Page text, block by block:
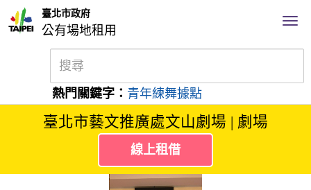
臺北市政府
公有場地租用
熱門關鍵字： 青年練舞據點
臺北市藝文推廣處文山劇場 | 劇場
線上租借